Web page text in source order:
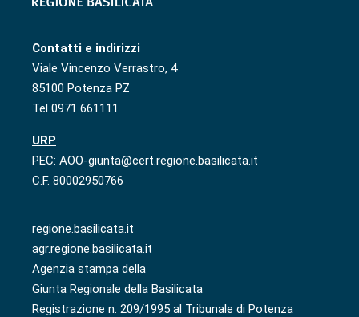
Contatti e indirizzi
Viale Vincenzo Verrastro, 4
85100 Potenza PZ
Tel 0971 661111
URP
PEC: AOO-giunta@cert.regione.basilicata.it
C.F. 80002950766
regione.basilicata.it
agr.regione.basilicata.it
Agenzia stampa della
Giunta Regionale della Basilicata
Registrazione n. 209/1995 al Tribunale di Potenza